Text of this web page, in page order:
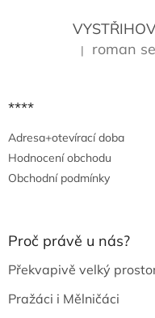
Hodnocení
| roman
****
Adresa+otevírací doba
Hodnocení obchodu
Obchodní podmínky
Proč právě u nás?
Překvapivě velký
Pražáci i Mělničáci